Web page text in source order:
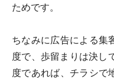
ためです。
ちなみに広告による集
度で、歩留まりは決し
度であれば、チラシで